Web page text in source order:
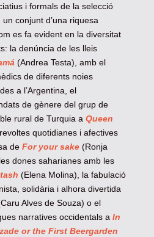
i formals de la selecció
conjunt d’una riquesa
es fa evident en la diversitat
la denúncia de les lleis
(Andrea Testa), amb el
de diferents noies
a l’Argentina, el
de gènere del grup de
rural de Turquia a Queen
quotidianes i afectives
de For your sake (Ronja
dones saharianes amb les
(Elena Molina), la fabulació
solidària i alhora divertida
Alves de Souza) o el
narratives occidentals a In
or the First Beergarden